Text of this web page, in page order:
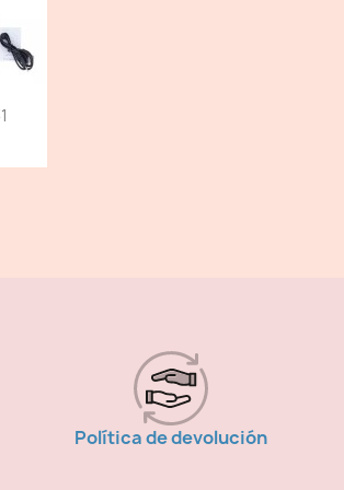
Política de devolución